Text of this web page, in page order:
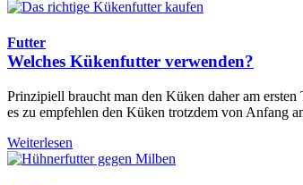
Futter
Welches Kükenfutter verwenden?
Prinzipiell braucht man den Küken daher am
es zu empfehlen den Küken trotzdem von Anfang
Weiterlesen